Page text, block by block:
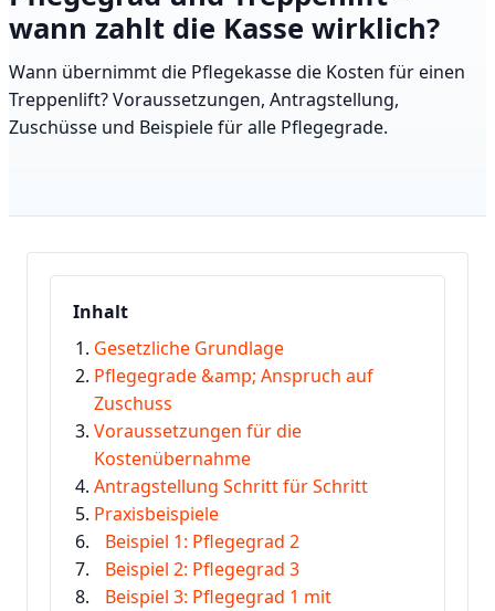
wann zahlt die Kasse wirklich?
Wann übernimmt die Pflegekasse die Kosten für einen
Treppenlift? Voraussetzungen, Antragstellung,
Zuschüsse und Beispiele für alle Pflegegrade.
Inhalt
Gesetzliche Grundlage
Pflegegrade &amp; Anspruch auf
Zuschuss
Voraussetzungen für die
Kostenübernahme
Antragstellung Schritt für Schritt
Praxisbeispiele
Beispiel 1: Pflegegrad 2
Beispiel 2: Pflegegrad 3
Beispiel 3: Pflegegrad 1 mit